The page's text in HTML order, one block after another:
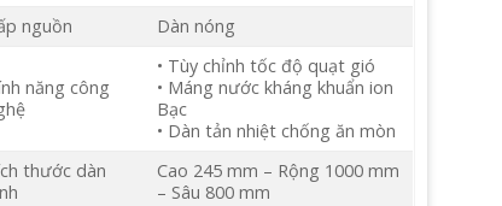
nguồn
Dàn nóng
năng công
• Tùy chỉnh tốc độ quạt gió
• Máng nước kháng khuẩn ion
Bạc
• Dàn tản nhiệt chống ăn mòn
thước dàn
Cao 245 mm – Rộng 1000 mm
– Sâu 800 mm